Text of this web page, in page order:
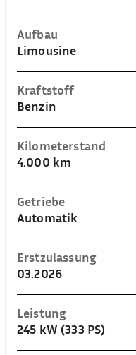
Aufbau
Limousine
Kraftstoff
Benzin
Kilometerstand
4.000 km
Getriebe
Automatik
Erstzulassung
03.2026
Leistung
245 kW (333 PS)